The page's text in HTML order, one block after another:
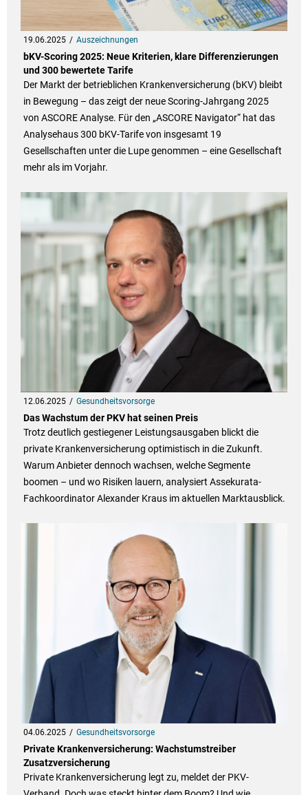
19.06.2025 Auszeichnungen
bKV-Scoring 2025: Neue Kriterien, klare Differenzierungen
und 300 bewertete Tarife
Der Markt der betrieblichen Krankenversicherung (bKV) bleibt
in Bewegung – das zeigt der neue Scoring-Jahrgang 2025
von ASCORE Analyse. Für den „ASCORE Navigator“ hat das
Analysehaus 300 bKV-Tarife von insgesamt 19
Gesellschaften unter die Lupe genommen – eine Gesellschaft
mehr als im Vorjahr.
12.06.2025 Gesundheitsvorsorge
Das Wachstum der PKV hat seinen Preis
Trotz deutlich gestiegener Leistungsausgaben blickt die
private Krankenversicherung optimistisch in die Zukunft.
Warum Anbieter dennoch wachsen, welche Segmente
boomen – und wo Risiken lauern, analysiert Assekurata-
Fachkoordinator Alexander Kraus im aktuellen Marktausblick.
04.06.2025 Gesundheitsvorsorge
Private Krankenversicherung: Wachstumstreiber
Zusatzversicherung
Private Krankenversicherung legt zu, meldet der PKV-